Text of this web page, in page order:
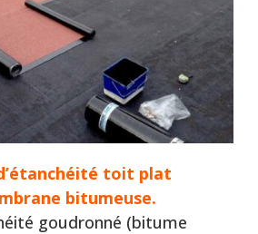
toit plat
bitumeuse.
goudronné (bitume